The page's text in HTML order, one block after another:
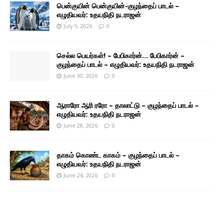
பென்குயின் பென்குயின்-குழந்தைப் பாடல் –
எழுதியவர்: உதயநிதி நடராஜன்
July 9, 2026 0
செல்ல பெயர்கள்! – பேபிகார்ன்… பேபிகார்ன் –
குழந்தைப் பாடல் – எழுதியவர்: உதயநிதி நடராஜன்
June 30, 2026 0
ஆராரோ ஆரி ரரோ – தாலாட்டு – குழந்தைப் பாடல் –
எழுதியவர்: உதயநிதி நடராஜன்
June 28, 2026 0
தாகம் கொண்ட காகம் – குழந்தைப் பாடல் –
எழுதியவர்: உதயநிதி நடராஜன்
June 24, 2026 0